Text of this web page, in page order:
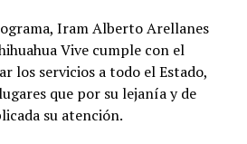
Iram Alberto Arellanes
Vive cumple con el
los servicios a todo el Estado,
que por su lejanía y de
su atención.